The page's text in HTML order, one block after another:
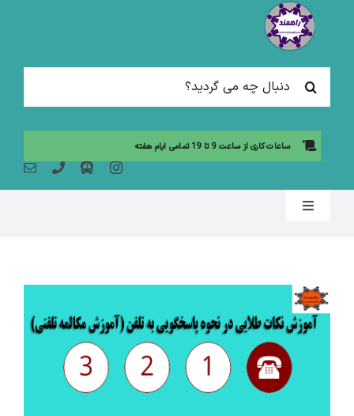
جستجو
برای:
ساعات کاری از ساعت 9 تا 19 تمامی ایام هفته
Toggle
آموزش حضوری (لیست دوره ها)